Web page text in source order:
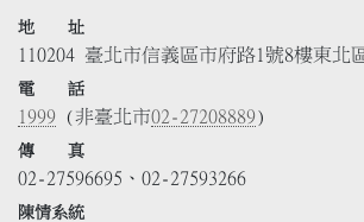
地 址
110204 臺北市信義區市府路1號8樓東北
電 話
1999 (非臺北市02-27208889)
傳 真
02-27596695、02-27593266
陳情系統